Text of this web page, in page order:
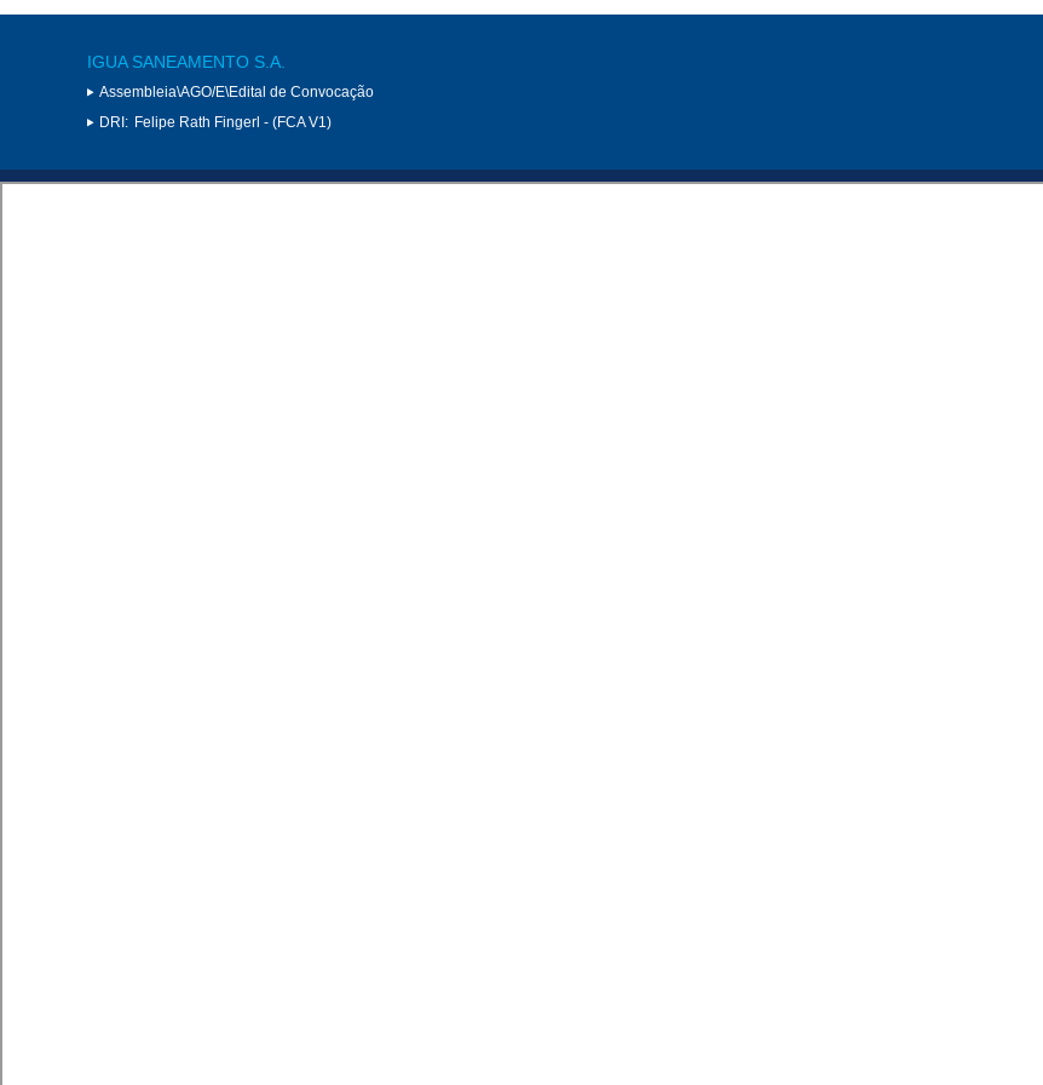
IGUA SANEAMENTO S.A.
Assembleia\AGO/E\Edital de Convocação
DRI: Felipe Rath Fingerl - (FCA V1)